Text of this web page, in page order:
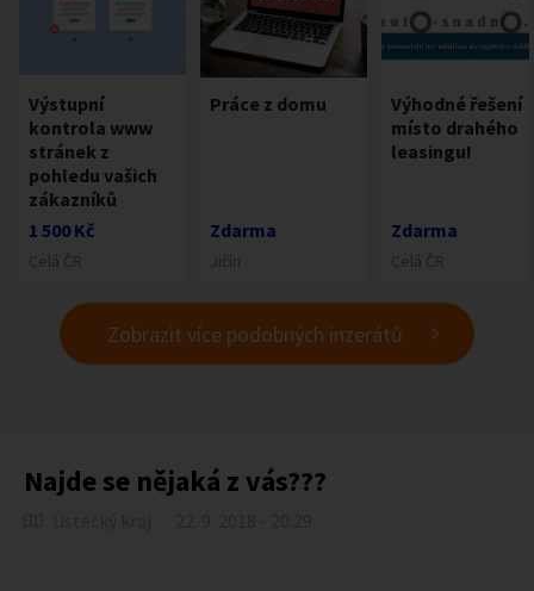
Výstupní
kontrola www
stránek z
pohledu vašich
zákazníků
1 500 Kč
Práce z domu
Zdarma
Výhodné řešení
místo drahého
leasingu!
Zdarma
Zobrazit více podobných inzerátů
Najde se nějaká z vás???